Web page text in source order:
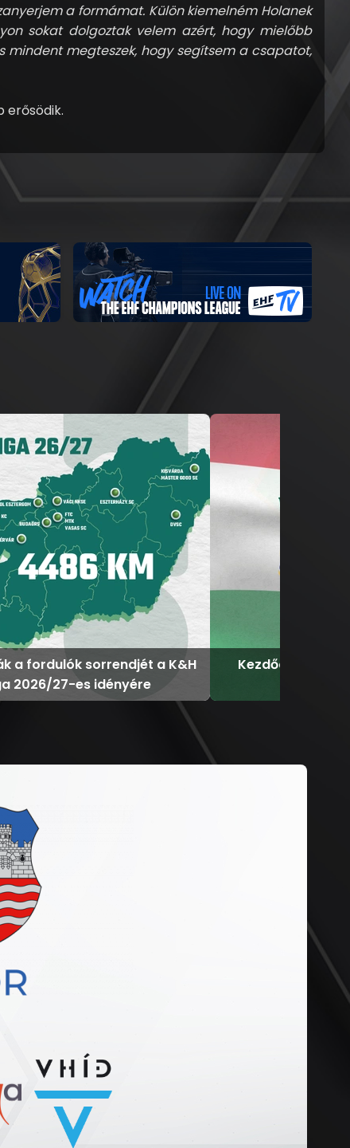
a formámat. Külön kiemelném Holanek
sokat dolgoztak velem azért, hogy mielőbb
mindent megteszek, hogy segítsem a csapatot,
erősödik.
a fordulók sorrendjét a K&H
2026/27-es idényére
Kezdődik az